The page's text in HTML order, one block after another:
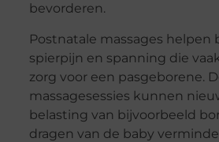
bevorderen.
Postnatale massages helpen
spierpijn en spanning die
zorg voor een pasgeborene.
massagesessies kunnen
belasting van bijvoorbeeld
dragen van de baby